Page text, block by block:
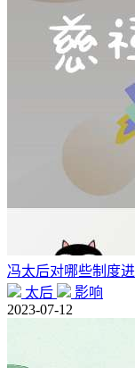
冯太后对哪些制度
太后
影响
2023-07-12